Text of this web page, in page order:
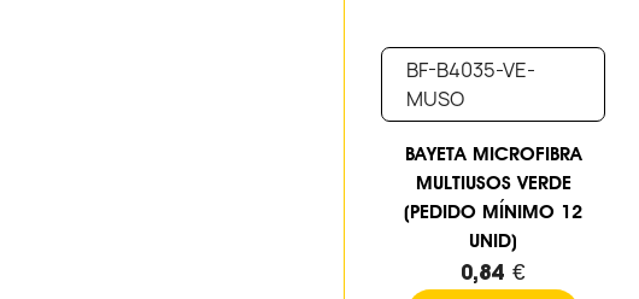
BF-B4035-VE-
MUSO
BAYETA MICROFIBRA
MULTIUSOS VERDE
(PEDIDO MÍNIMO 12
UNID)
0,84 €